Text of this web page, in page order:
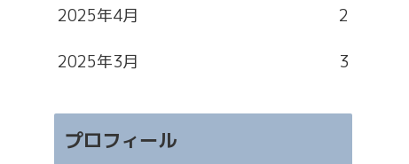
2025年4月 2
2025年3月 3
プロフィール